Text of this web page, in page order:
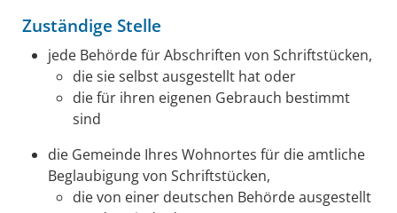
Zuständige Stelle
jede Behörde für Abschriften von Schriftstücken,
die sie selbst ausgestellt hat oder
die für ihren eigenen Gebrauch bestimmt
sind
die Gemeinde Ihres Wohnortes für die amtliche
Beglaubigung von Schriftstücken,
die von einer deutschen Behörde ausgestellt